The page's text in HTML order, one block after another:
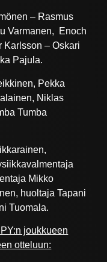
– Rasmus
Varmanen, Enoch
Karlsson – Oskari
Pajula.
Pekka
Niklas
Tumba
Mikko
huoltaja Tapani
Tuomala.
joukkueen
otteluun: